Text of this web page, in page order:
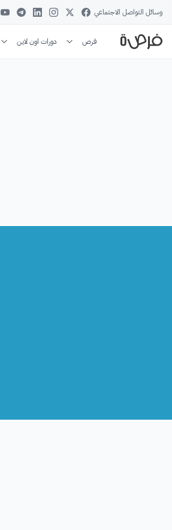
وسائل التواصل الاجتماعي
فرص دورات اون لاين